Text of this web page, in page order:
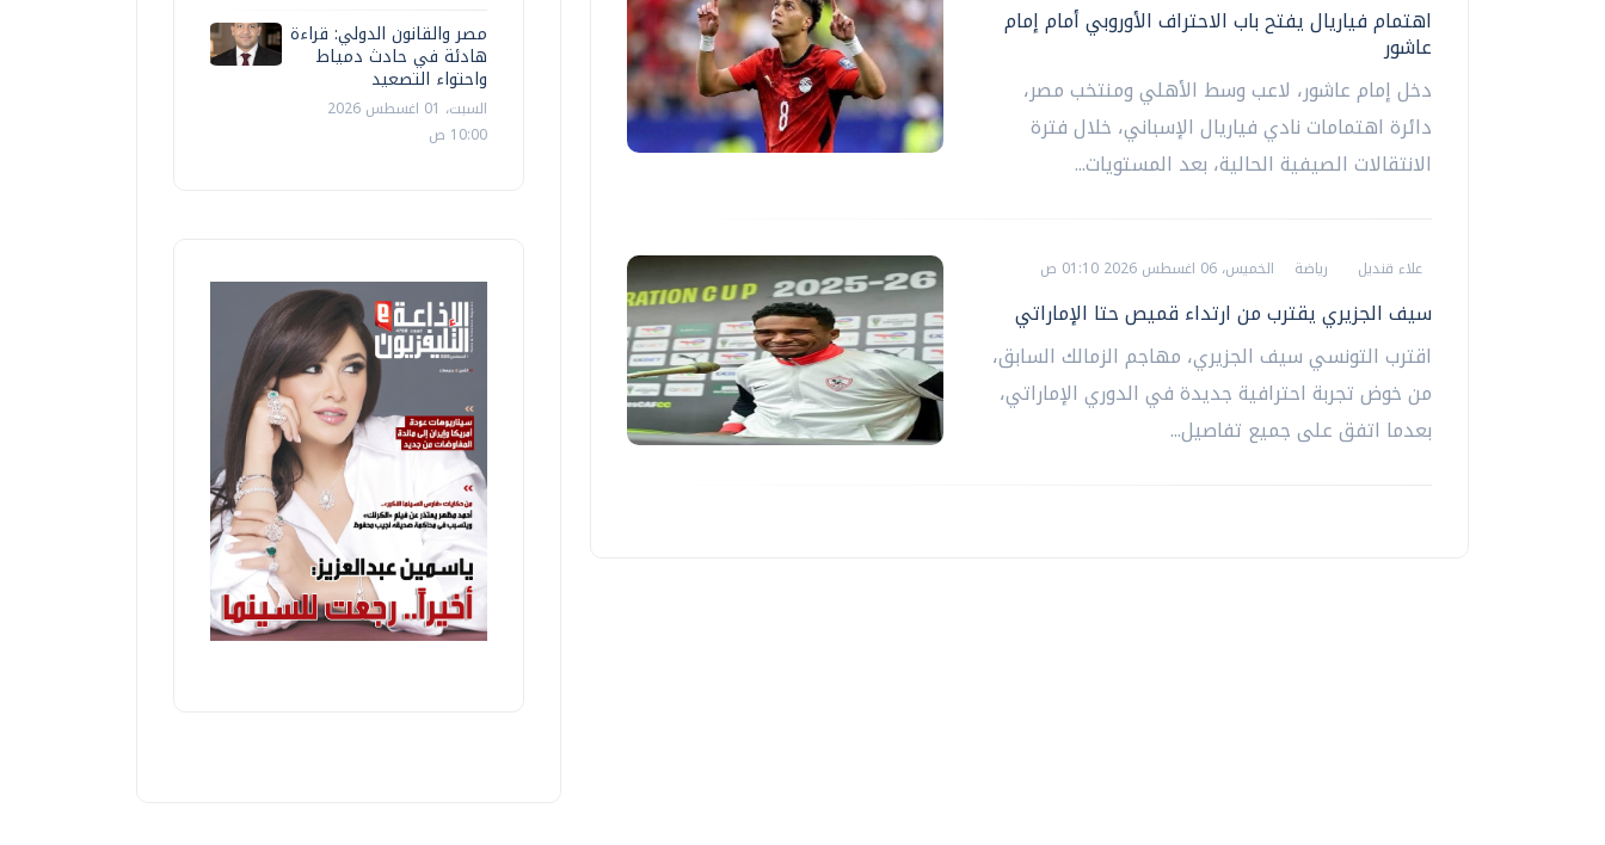
اهتمام فياريال يفتح باب الاحتراف الأوروبي أمام إمام
عاشور
دخل إمام عاشور، لاعب وسط الأهلي ومنتخب مصر،
دائرة اهتمامات نادي فياريال الإسباني، خلال فترة
الانتقالات الصيفية الحالية، بعد المستويات...
علاء قنديل رياضة الخميس، 06 اغسطس 2026 01:10 ص
سيف الجزيري يقترب من ارتداء قميص حتا الإماراتي
اقترب التونسي سيف الجزيري، مهاجم الزمالك السابق،
من خوض تجربة احترافية جديدة في الدوري الإماراتي،
بعدما اتفق على جميع تفاصيل...
مصر والقانون الدولي: قراءة
هادئة في حادث دمياط
واحتواء التصعيد
السبت، 01 اغسطس 2026
10:00 ص